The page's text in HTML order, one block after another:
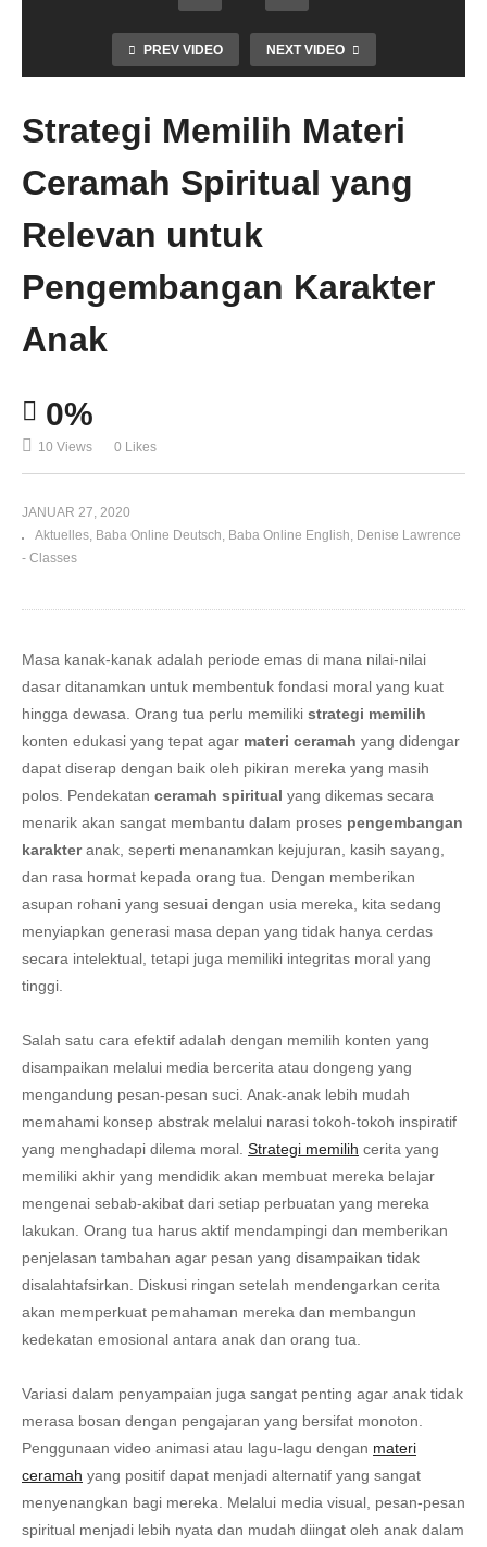
PREV VIDEO NEXT VIDEO
Strategi Memilih Materi
Ceramah Spiritual yang
Relevan untuk
Pengembangan Karakter
Anak
0%
10 Views 0 Likes
JANUAR 27, 2020
Aktuelles Baba Online Deutsch Baba Online English
Denise Lawrence
- Classes
Masa kanak-kanak adalah periode emas di mana nilai-nilai
dasar ditanamkan untuk membentuk fondasi moral yang kuat
hingga dewasa. Orang tua perlu memiliki strategi memilih
konten edukasi yang tepat agar materi ceramah yang didengar
dapat diserap dengan baik oleh pikiran mereka yang masih
polos. Pendekatan ceramah spiritual yang dikemas secara
menarik akan sangat membantu dalam proses pengembangan
karakteranak, seperti menanamkan kejujuran, kasih sayang,
dan rasa hormat kepada orang tua. Dengan memberikan
asupan rohani yang sesuai dengan usia mereka, kita sedang
menyiapkan generasi masa depan yang tidak hanya cerdas
secara intelektual, tetapi juga memiliki integritas moral yang
tinggi.
Salah satu cara efektif adalah dengan memilih konten yang
disampaikan melalui media bercerita atau dongeng yang
mengandung pesan-pesan suci. Anak-anak lebih mudah
memahami konsep abstrak melalui narasi tokoh-tokoh inspiratif
yang menghadapi dilema moral. Strategi memilih cerita yang
memiliki akhir yang mendidik akan membuat mereka belajar
mengenai sebab-akibat dari setiap perbuatan yang mereka
lakukan. Orang tua harus aktif mendampingi dan memberikan
penjelasan tambahan agar pesan yang disampaikan tidak
disalahtafsirkan. Diskusi ringan setelah mendengarkan cerita
akan memperkuat pemahaman mereka dan membangun
kedekatan emosional antara anak dan orang tua.
Variasi dalam penyampaian juga sangat penting agar anak tidak
merasa bosan dengan pengajaran yang bersifat monoton.
Penggunaan video animasi atau lagu-lagu dengan materi
ceramah yang positif dapat menjadi alternatif yang sangat
menyenangkan bagi mereka. Melalui media visual, pesan-pesan
spiritual menjadi lebih nyata dan mudah diingat oleh anak dalam